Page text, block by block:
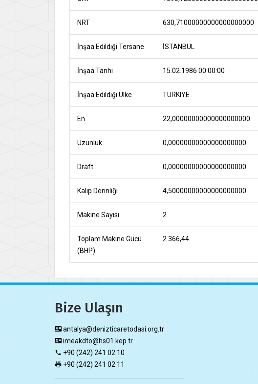
NRT 630,71000000000000000000
İnşaa Edildiği Tersane İSTANBUL
İnşaa Tarihi 15.02.1986 00:00:00
İnşaa Edildiği Ülke TURKIYE
En 22,00000000000000000000
Uzunluk 0,00000000000000000000
Draft 0,00000000000000000000
Kalıp Derinliği 4,50000000000000000000
Makine Sayısı 2
Toplam Makine Gücü
(BHP)
2.366,44
Bize Ulaşın
antalya@denizticaretodasi.org.tr
imeakdto@hs01.kep.tr
+90 (242) 241 02 10
+90 (242) 241 02 11